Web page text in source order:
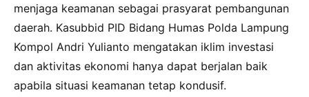
menjaga keamanan sebagai prasyarat pembangunan
daerah. Kasubbid PID Bidang Humas Polda Lampung
Kompol Andri Yulianto mengatakan iklim investasi
dan aktivitas ekonomi hanya dapat berjalan baik
apabila situasi keamanan tetap kondusif.